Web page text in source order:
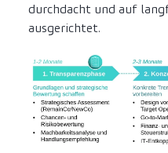
durchdacht und auf
ausgerichtet.